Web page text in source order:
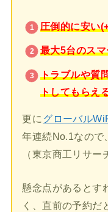
圧倒的に安い
最大5台のス
トラブルや質
トしてもらえ
更に グローバル
年連続No.1なので
（東京商工リサー
懸念点があるとす
く、直前の予約だ